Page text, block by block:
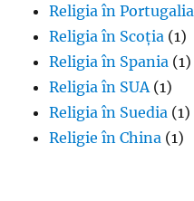
Religia în Portugalia
Religia în Scoția (1)
Religia în Spania (1)
Religia în SUA (1)
Religia în Suedia (1)
Religie în China (1)